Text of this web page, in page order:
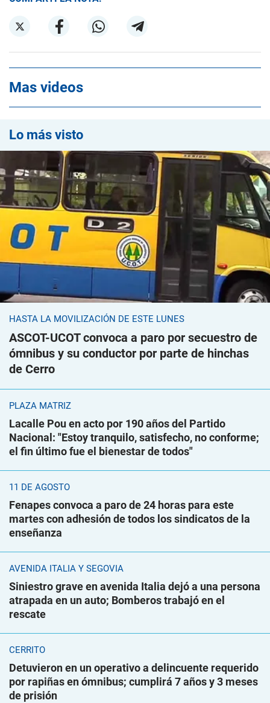
Mas videos
Lo más visto
HASTA LA MOVILIZACIÓN DE ESTE LUNES
ASCOT-UCOT convoca a paro por secuestro de
ómnibus y su conductor por parte de hinchas
de Cerro
PLAZA MATRIZ
Lacalle Pou en acto por 190 años del Partido
Nacional: "Estoy tranquilo, satisfecho, no conforme;
el fin último fue el bienestar de todos"
11 DE AGOSTO
Fenapes convoca a paro de 24 horas para este
martes con adhesión de todos los sindicatos de la
enseñanza
AVENIDA ITALIA Y SEGOVIA
Siniestro grave en avenida Italia dejó a una persona
atrapada en un auto; Bomberos trabajó en el
rescate
CERRITO
Detuvieron en un operativo a delincuente requerido
por rapiñas en ómnibus; cumplirá 7 años y 3 meses
de prisión